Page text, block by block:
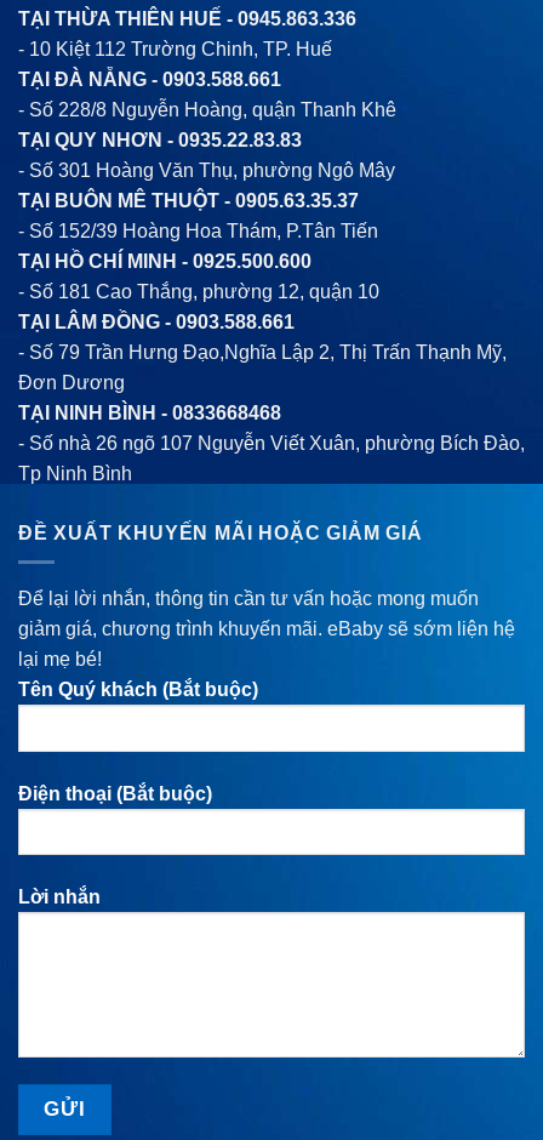
TẠI THỪA THIÊN HUẾ - 0945.863.336
- 10 Kiệt 112 Trường Chinh, TP. Huế
TẠI ĐÀ NẴNG - 0903.588.661
- Số 228/8 Nguyễn Hoàng, quận Thanh Khê
TẠI QUY NHƠN - 0935.22.83.83
- Số 301 Hoàng Văn Thụ, phường Ngô Mây
TẠI BUÔN MÊ THUỘT - 0905.63.35.37
- Số 152/39 Hoàng Hoa Thám, P.Tân Tiến
TẠI HỒ CHÍ MINH - 0925.500.600
- Số 181 Cao Thắng, phường 12, quận 10
TẠI LÂM ĐỒNG - 0903.588.661
- Số 79 Trần Hưng Đạo,Nghĩa Lập 2, Thị Trấn Thạnh Mỹ,
Đơn Dương
TẠI NINH BÌNH - 0833668468
- Số nhà 26 ngõ 107 Nguyễn Viết Xuân, phường Bích Đào,
Tp Ninh Bình
ĐỀ XUẤT KHUYẾN MÃI HOẶC GIẢM GIÁ
Để lại lời nhắn, thông tin cần tư vấn hoặc mong muốn
giảm giá, chương trình khuyến mãi. eBaby sẽ sớm liện hệ
lại mẹ bé!
Tên Quý khách (Bắt buộc)
Điện thoại (Bắt buộc)
Lời nhắn